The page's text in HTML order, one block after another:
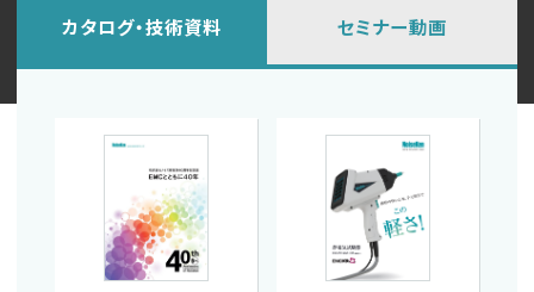
カタログ・技術資料 セミナー動画